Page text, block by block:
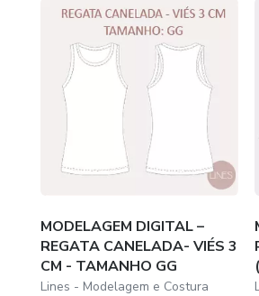
MODELAGEM DIGITAL –
REGATA CANELADA- VIÉS 3
CM - TAMANHO GG
Lines - Modelagem e Costura